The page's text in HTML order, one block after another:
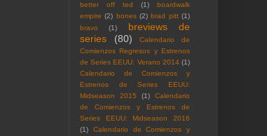
better off ted (1)
boardwalk
empire (2) bones (2) brad pitt (1)
bravo
(1)
breviews de
series
(80)
Calendario de
Comienzos Regresos y Estrenos
de Series EEUU: Verano 2014 (1)
Calendario de Comienzos y
Estrenos de Series EEUU:
Midseason 2015
(1)
Calendario
de Comienzos y Estrenos de
Series EEUU: Midseason 2016
(1)
Calendario de Comienzos y